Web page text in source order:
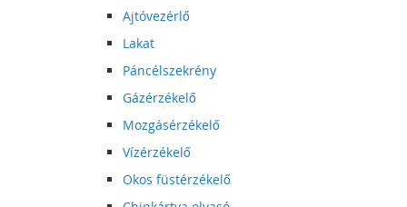
Ajtóvezérlő
Lakat
Páncélszekrény
Gázérzékelő
Mozgásérzékelő
Vízérzékelő
Okos füstérzékelő